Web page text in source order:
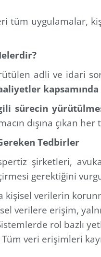
tüm uygulamalar,
adli ve idari
kapsamında
sürecin
dışına çıkan
Tedbirler
şirketleri,
gerektiğini
kişisel verilerin
verilere erişim,
rol bazlı
Tüm veri erişimleri